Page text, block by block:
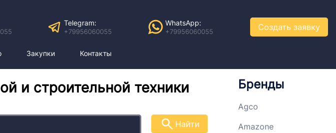
Telegram:
+79956060055
WhatsApp:
+79956060055
Закупки Контакты
Создать заявку
и строительной техники
Найти
Бренды
Agco
Amazone